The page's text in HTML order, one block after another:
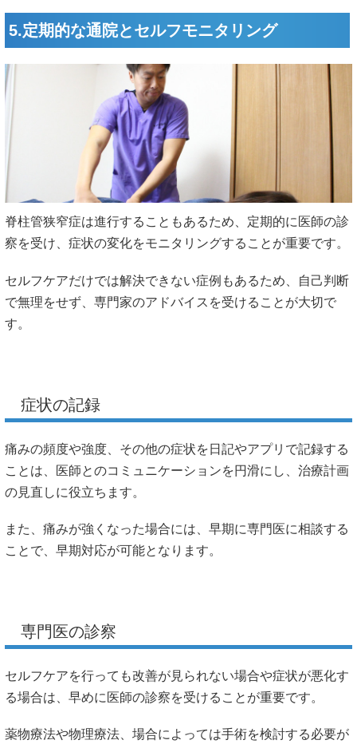
5.定期的な通院とセルフモニタリング
脊柱管狭窄症は進行することもあるため、定期的に医師の診
察を受け、症状の変化をモニタリングすることが重要です。
セルフケアだけでは解決できない症例もあるため、自己判断
で無理をせず、専門家のアドバイスを受けることが大切で
す。
症状の記録
痛みの頻度や強度、その他の症状を日記やアプリで記録する
ことは、医師とのコミュニケーションを円滑にし、治療計画
の見直しに役立ちます。
また、痛みが強くなった場合には、早期に専門医に相談する
ことで、早期対応が可能となります。
専門医の診察
セルフケアを行っても改善が見られない場合や症状が悪化す
る場合は、早めに医師の診察を受けることが重要です。
薬物療法や物理療法、場合によっては手術を検討する必要が